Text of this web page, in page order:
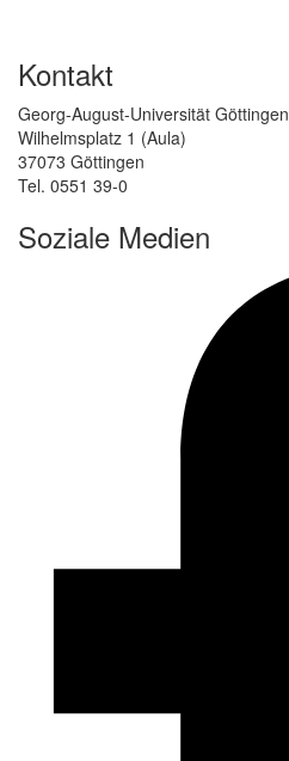
Kontakt
Georg-August-Universität Göttingen
Wilhelmsplatz 1 (Aula)
37073 Göttingen
Tel. 0551 39-0
Soziale Medien